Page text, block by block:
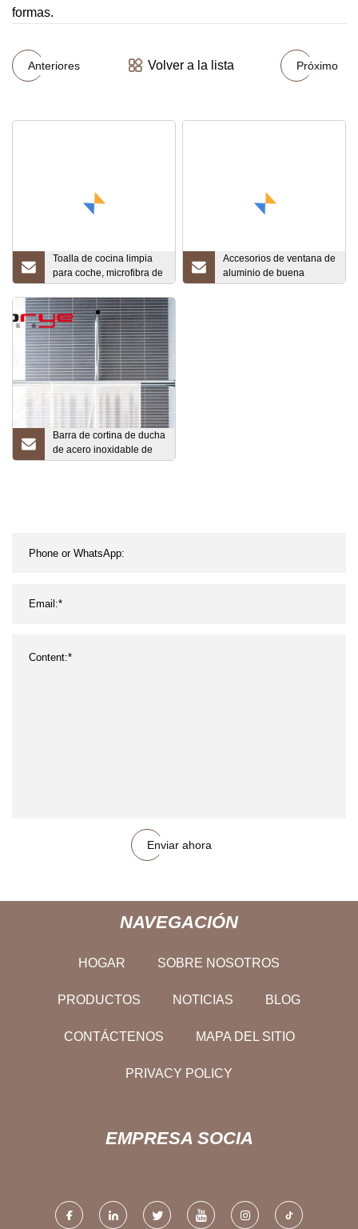
formas.
Anteriores Volver a la lista Próximo
Toalla de cocina limpia
para coche, microfibra de
250GSM, 40cm*40cm,
80% poliéster, 20%
poliamida
Accesorios de ventana de
aluminio de buena
calidad, barras y rieles
Barra de cortina de ducha
de acero inoxidable de
calidad, venta directa de
Enviar ahora
NAVEGACIÓN
HOGAR SOBRE NOSOTROS
PRODUCTOS NOTICIAS BLOG
CONTÁCTENOS MAPA DEL SITIO
PRIVACY POLICY
EMPRESA SOCIA